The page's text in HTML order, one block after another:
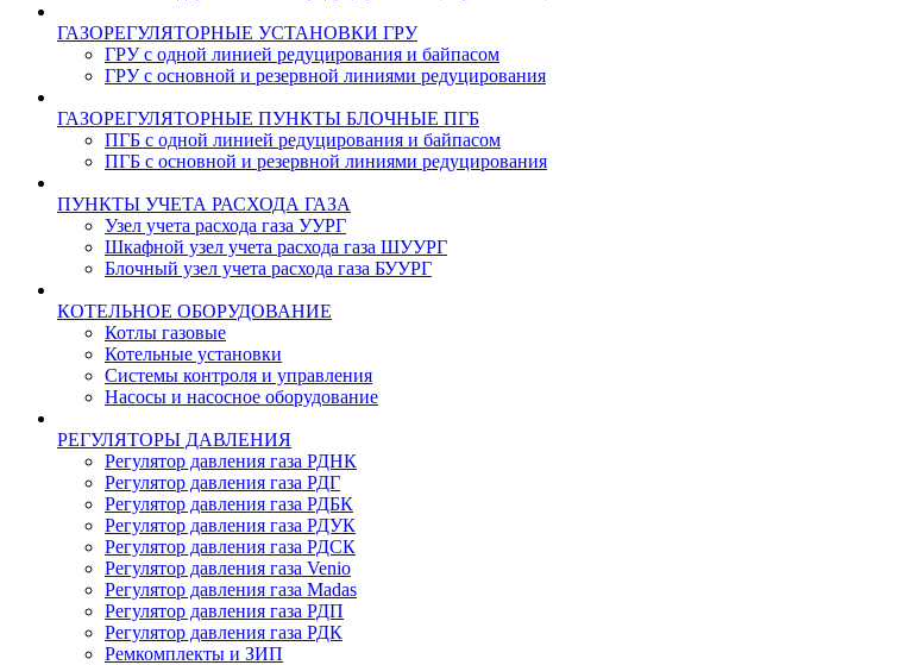
ГАЗОРЕГУЛЯТОРНЫЕ УСТАНОВКИ ГРУ
ГРУ с одной линией редуцирования и байпасом
ГРУ с основной и резервной линиями редуцирования
ГАЗОРЕГУЛЯТОРНЫЕ ПУНКТЫ БЛОЧНЫЕ ПГБ
ПГБ с одной линией редуцирования и байпасом
ПГБ с основной и резервной линиями редуцирования
ПУНКТЫ УЧЕТА РАСХОДА ГАЗА
Узел учета расхода газа УУРГ
Шкафной узел учета расхода газа ШУУРГ
Блочный узел учета расхода газа БУУРГ
КОТЕЛЬНОЕ ОБОРУДОВАНИЕ
Котлы газовые
Котельные установки
Системы контроля и управления
Насосы и насосное оборудование
РЕГУЛЯТОРЫ ДАВЛЕНИЯ
Регулятор давления газа РДНК
Регулятор давления газа РДГ
Регулятор давления газа РДБК
Регулятор давления газа РДУК
Регулятор давления газа РДСК
Регулятор давления газа Venio
Регулятор давления газа Madas
Регулятор давления газа РДП
Регулятор давления газа РДК
Ремкомплекты и ЗИП